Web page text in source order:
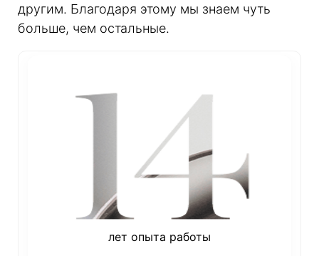
другим. Благодаря этому мы знаем чуть
больше, чем остальные.
лет опыта работы